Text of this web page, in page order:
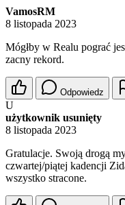
VamosRM
8 listopada 2023
Mógłby w Realu pograć
zacny rekord.
Odpowiedz
U
użytkownik usunięty
8 listopada 2023
Gratulacje. Swoją drogą
czwartej/piątej kadencji
wszystko stracone.